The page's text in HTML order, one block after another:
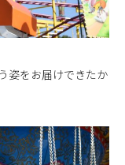
姿をお届けできたか